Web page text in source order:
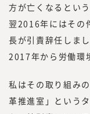
方が亡くなるとい
翌2016年にはその
長が引責辞任しま
2017年から労働環
私はその取り組み
革推進室」という